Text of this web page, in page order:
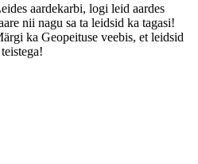
aardekarbi, logi leid aardes
nii nagu sa ta leidsid ka tagasi!
ka Geopeituse veebis, et leidsid